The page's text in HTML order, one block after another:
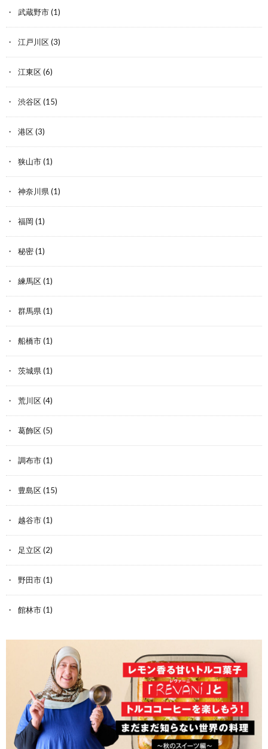
武蔵野市(1)
江戸川区(3)
江東区(6)
渋谷区(15)
港区(3)
狭山市(1)
神奈川県(1)
福岡 (1)
秘密(1)
練馬区(1)
群馬県(1)
船橋市(1)
茨城県(1)
荒川区(4)
葛飾区(5)
調布市(1)
豊島区(15)
越谷市(1)
足立区(2)
野田市(1)
館林市(1)